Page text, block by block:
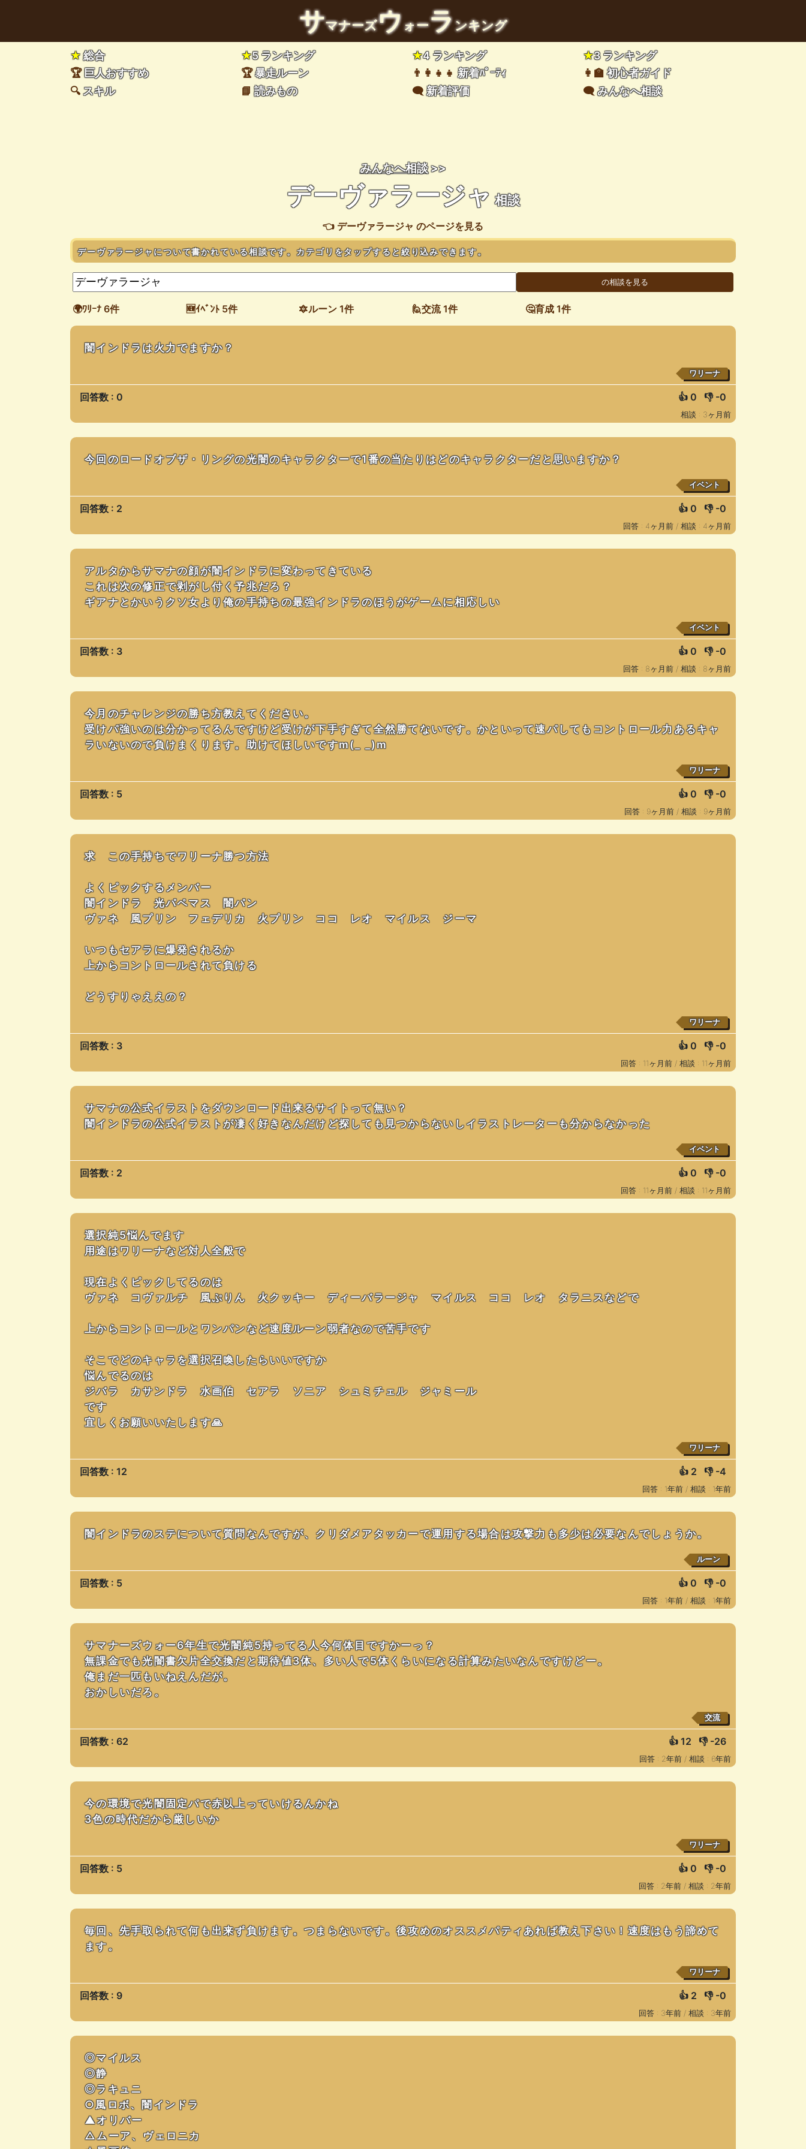
サマナーズウォーランキング
★総合 ★5 ランキング ★4 ランキング ★3 ランキング
🏆 巨人おすすめ 🏆暴走ルーン 👨‍👩‍👧‍👧新着ﾊﾟｰﾃｨ 👩‍🏫初心者ガイド
🔍スキル 📘読みもの 🗨️新着評価 🗨️みんなへ相談
みんなへ相談>>
デーヴァラージャ 相談
👈 デーヴァラージャ のページを見る
デーヴァラージャについて書かれている相談です。カテゴリをタップすると絞り込みできます。
🌍ﾜﾘｰﾅ 6件 🆕ｲﾍﾞﾝﾄ 5件 🔯ルーン 1件 🙋交流 1件 🤔育成 1件
闇インドラは火力でますか？
ワリーナ
回答数 : 0 👍 0 👎 -0
相談 : 3ヶ月前
今回のロードオブザ・リングの光闇のキャラクターで1番の当たりはどのキャラクターだと思いますか？
イベント
回答数 : 2 👍 0 👎 -0
回答 : 4ヶ月前 / 相談 : 4ヶ月前
アルタからサマナの顔が闇インドラに変わってきている
これは次の修正で剥がし付く予兆だろ？
ギアナとかいうクソ女より俺の手持ちの最強インドラのほうがゲームに相応しい
イベント
回答数 : 3 👍 0 👎 -0
回答 : 8ヶ月前 / 相談 : 8ヶ月前
今月のチャレンジの勝ち方教えてください。
受けパ強いのは分かってるんですけど受けが下手すぎて全然勝てないです。かといって速パしてもコントロール力あるキャ
ラいないので負けまくります。助けてほしいですm(_ _)m
ワリーナ
回答数 : 5 👍 0 👎 -0
回答 : 9ヶ月前 / 相談 : 9ヶ月前
求 この手持ちでワリーナ勝つ方法
よくピックするメンバー
闇インドラ 光パペマス 闇パン
ヴァネ 風プリン フェデリカ 火プリン ココ レオ マイルス ジーマ
いつもセアラに爆発されるか
上からコントロールされて負ける
どうすりゃええの？
ワリーナ
回答数 : 3 👍 0 👎 -0
回答 : 11ヶ月前 / 相談 : 11ヶ月前
サマナの公式イラストをダウンロード出来るサイトって無い？
闇インドラの公式イラストが凄く好きなんだけど探しても見つからないしイラストレーターも分からなかった
イベント
回答数 : 2 👍 0 👎 -0
回答 : 11ヶ月前 / 相談 : 11ヶ月前
選択純5悩んでます
用途はワリーナなど対人全般で
現在よくピックしてるのは
ヴァネ コヴァルチ 風ぷりん 火クッキー ディーバラージャ マイルス ココ レオ タラニスなどで
上からコントロールとワンパンなど速度ルーン弱者なので苦手です
そこでどのキャラを選択召喚したらいいですか
悩んでるのは
ジバラ カサンドラ 水画伯 セアラ ソニア シュミチェル ジャミール
です
宜しくお願いいたします🙏
ワリーナ
回答数 : 12 👍 2 👎 -4
回答 : 1年前 / 相談 : 1年前
闇インドラのステについて質問なんですが、クリダメアタッカーで運用する場合は攻撃力も多少は必要なんでしょうか。
ルーン
回答数 : 5 👍 0 👎 -0
回答 : 1年前 / 相談 : 1年前
サマナーズウォー6年生で光闇純5持ってる人今何体目ですかーっ？
無課金でも光闇書欠片全交換だと期待値3体、多い人で5体くらいになる計算みたいなんですけどー。
俺まだ一匹もいねえんだが。
おかしいだろ。
交流
回答数 : 62 👍 12 👎 -26
回答 : 2年前 / 相談 : 6年前
今の環境で光闇固定パで赤以上っていけるんかね
3色の時代だから厳しいか
ワリーナ
回答数 : 5 👍 0 👎 -0
回答 : 2年前 / 相談 : 2年前
毎回、先手取られて何も出来ず負けます。つまらないです。後攻めのオススメパティあれば教え下さい！速度はもう諦めて
ます。
ワリーナ
回答数 : 9 👍 2 👎 -0
回答 : 3年前 / 相談 : 3年前
◎マイルス
◎静
◎ラキュニ
○風ロボ、闇インドラ
▲オリバー
△ムーア、ヴェロニカ